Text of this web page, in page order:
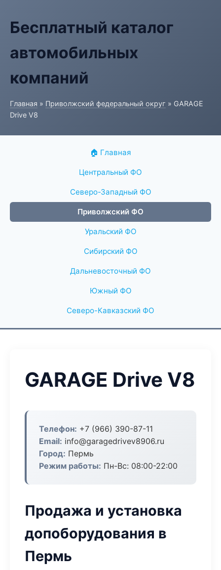
Бесплатный каталог
автомобильных
компаний
Главная » Приволжский федеральный округ » GARAGE
Drive V8
🏠 Главная
Центральный ФО
Северо-Западный ФО
Приволжский ФО
Уральский ФО
Сибирский ФО
Дальневосточный ФО
Южный ФО
Северо-Кавказский ФО
GARAGE Drive V8
Телефон: +7 (966) 390-87-11
Email: info@garagedrivev8906.ru
Город: Пермь
Режим работы: Пн-Вс: 08:00-22:00
Продажа и установка
допоборудования в
Пермь